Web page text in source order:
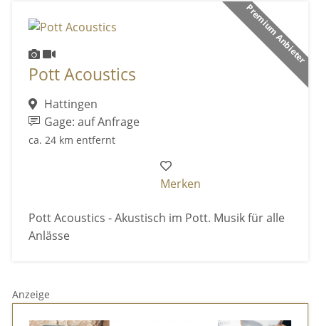
Premium Anbieter
Pott Acoustics
Hattingen
Gage: auf Anfrage
ca. 24 km entfernt
Merken
Pott Acoustics - Akustisch im Pott. Musik für alle
Anlässe
Anzeige